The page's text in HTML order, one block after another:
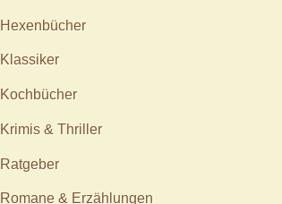
Hexenbücher
Klassiker
Kochbücher
Krimis & Thriller
Ratgeber
Romane & Erzählungen